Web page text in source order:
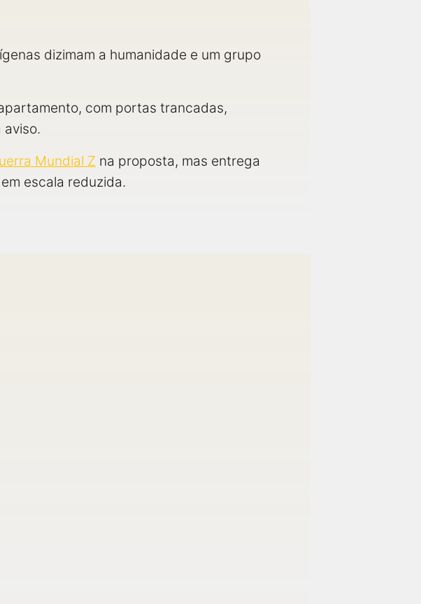
dizimam a humanidade e um grupo
com portas trancadas,
Mundial Z na proposta, mas entrega
escala reduzida.